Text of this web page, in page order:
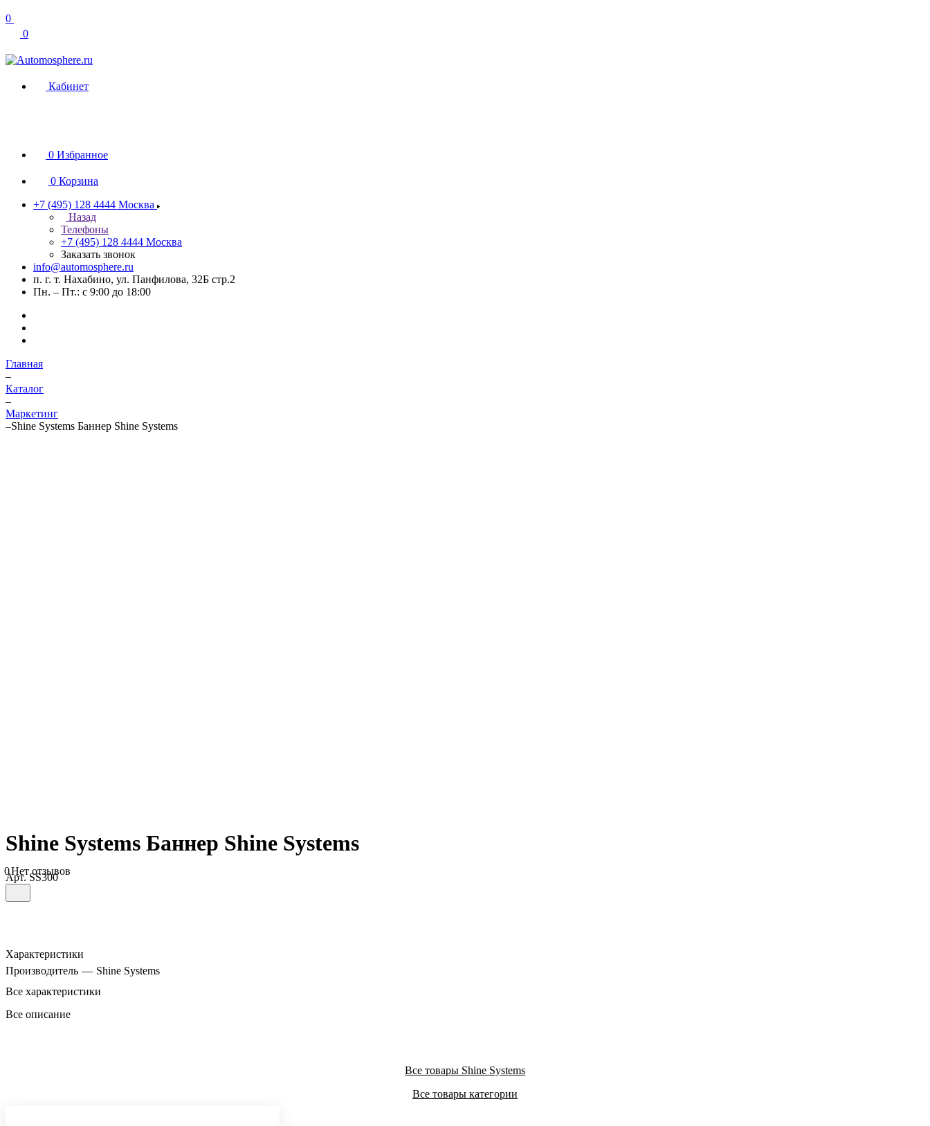
0
0
Кабинет
0 Избранное
0 Корзина
+7 (495) 128 4444 Москва
Назад
Телефоны
+7 (495) 128 4444 Москва
Заказать звонок
info@automosphere.ru
п. г. т. Нахабино, ул. Панфилова, 32Б стр.2
Пн. – Пт.: с 9:00 до 18:00
Главная
–
Каталог
–
Маркетинг
–Shine Systems Баннер Shine Systems
Shine Systems Баннер Shine Systems
0Нет отзывов
Арт.SS300
Характеристики
Производитель — Shine Systems
Все характеристики
Все описание
Все товары Shine Systems
Все товары категории